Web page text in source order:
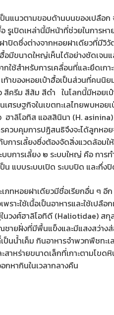
นแนวตามขอบด้านบนของเปลือก
เปิดเหล่านี้มีหน้าที่ช่วยในการหา
ปิดซึ่งต่างจากหอยฝาเดียวที่มีวิวั
มีขนาดใหญ่เห็นได้อย่างชัดเจน
ใช้สำหรับการเคลื่อนที่และยึดเก
าของหอยเป๋าฮื้อเป็นส่วนที่คนนิย
สีครีม สีส้ม สีดำ ในโลกนี้มีหอยเ
รษฐกิจในเขตทะเลไทยพบหอย
ลิโอทิส แอสสินินา (H. asinina)
ควบคุมการปฏิสนธิจึงจะได้ลูกหอ
การเลี้ยงซึ่งต้องจัดสิ่งแวดล้อม
การเลี้ยง ๒ ระบบใหญ่ คือ การท
แบบระบบเปิด ระบบปิด และกึ่ง
ภทหอยฝาเดียวมีชื่อเรียกอื่น ๆ อีก
ะใช้เนื้อเป็นอาหารและใช้เปลือ
วงศ์ฮาลิโอทิดี (Haliotidae) สกุ
ายฝั่งที่มีพื้นแข็งและมีแสงสว่าง
ป็นน้ำเค็ม กินอาหารจำพวกพืชทะ
ะสาหร่ายขนาดเล็กที่เกาะตามโข
กหากินในเวลากลางคืน